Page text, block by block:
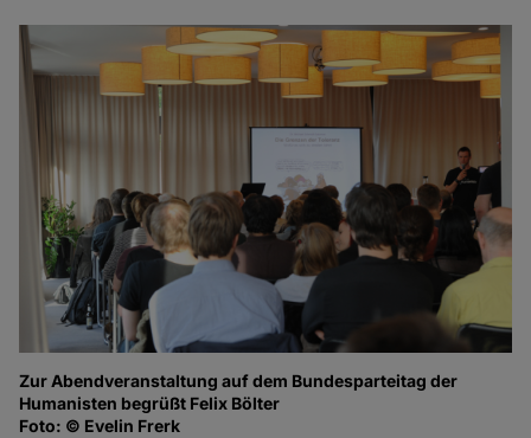
Zur Abendveranstaltung auf dem Bundesparteitag der
Humanisten begrüßt Felix Bölter
Foto: © Evelin Frerk